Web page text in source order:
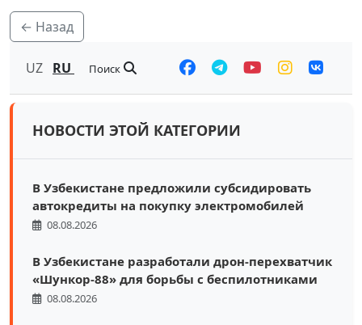
← Назад
UZ RU Поиск
НОВОСТИ ЭТОЙ КАТЕГОРИИ
В Узбекистане предложили субсидировать
автокредиты на покупку электромобилей
08.08.2026
В Узбекистане разработали дрон-перехватчик
«Шункор-88» для борьбы с беспилотниками
08.08.2026